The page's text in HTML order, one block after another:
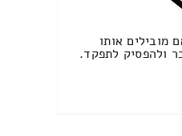
אותו
ולהפסיק לתפקד.